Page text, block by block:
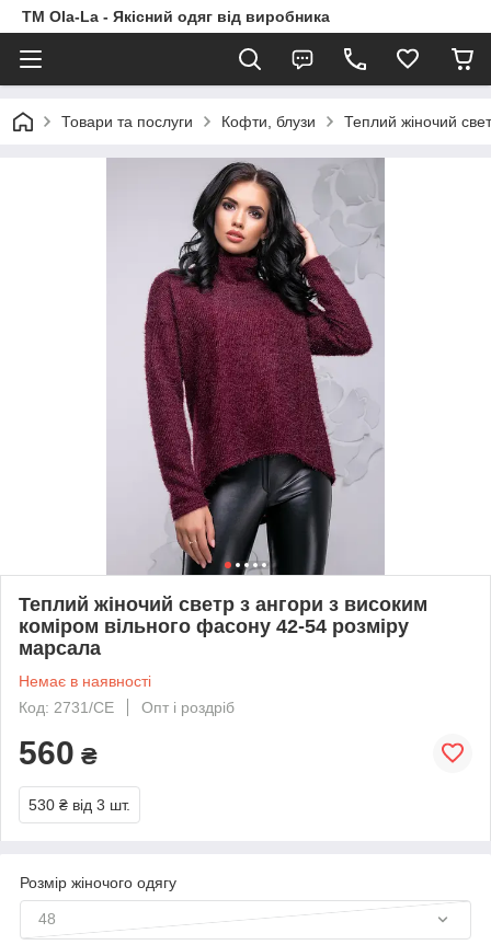
TM Ola-La - Якісний одяг від виробника
Товари та послуги Кофти, блузи Теплий жіночий
Теплий жіночий светр з ангори з високим
коміром вільного фасону 42-54 розміру
марсала
Немає в наявності
Код: 2731/СЕ
Опт і роздріб
560 ₴
530 ₴ від 3 шт.
Розмір жіночого одягу
48